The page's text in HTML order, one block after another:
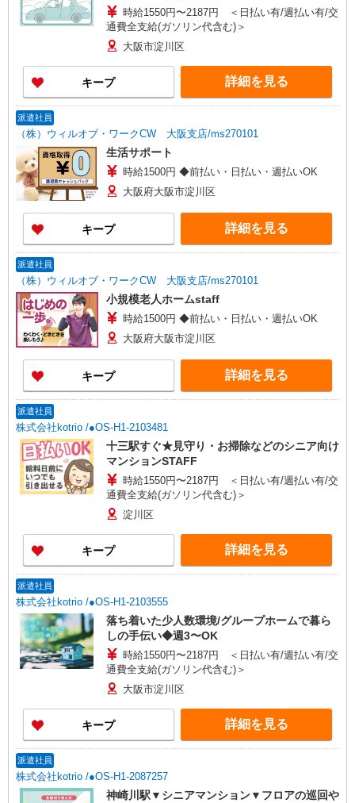
時給1550円〜2187円 ＜日払い有/週払い有/交
通費全支給(ガソリン代含む)＞
大阪市淀川区
キープ 詳細を見る
派遣社員
（株）ウィルオブ・ワークCW 大阪支店/ms270101
生活サポート
時給1500円 ◆前払い・日払い・週払いOK
大阪府大阪市淀川区
キープ 詳細を見る
派遣社員
（株）ウィルオブ・ワークCW 大阪支店/ms270101
小規模老人ホームstaff
時給1500円 ◆前払い・日払い・週払いOK
大阪府大阪市淀川区
キープ 詳細を見る
派遣社員
株式会社kotrio /●OS-H1-2103481
十三駅すぐ★見守り・お掃除などのシニア向け
マンションSTAFF
時給1550円〜2187円 ＜日払い有/週払い有/交
通費全支給(ガソリン代含む)＞
淀川区
キープ 詳細を見る
派遣社員
株式会社kotrio /●OS-H1-2103555
落ち着いた少人数環境/グループホームで暮ら
しの手伝い◆週3〜OK
時給1550円〜2187円 ＜日払い有/週払い有/交
通費全支給(ガソリン代含む)＞
大阪市淀川区
キープ 詳細を見る
派遣社員
株式会社kotrio /●OS-H1-2087257
神崎川駅▼シニアマンション▼フロアの巡回や